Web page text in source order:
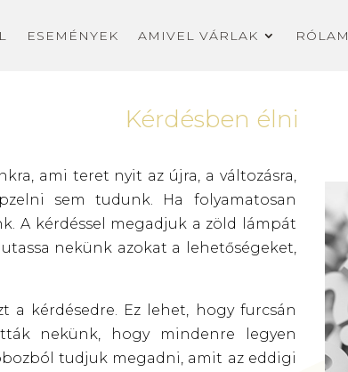
ESEMÉNYEK AMIVEL VÁRLAK RÓLAM
Kérdésben élni
ami teret nyit az újra, a változásra,
sem tudunk. Ha folyamatosan
A kérdéssel megadjuk a zöld lámpát
nekünk azokat a lehetőségeket,
a kérdésedre. Ez lehet, hogy furcsán
nekünk, hogy mindenre legyen
tudjuk megadni, amit az eddigi